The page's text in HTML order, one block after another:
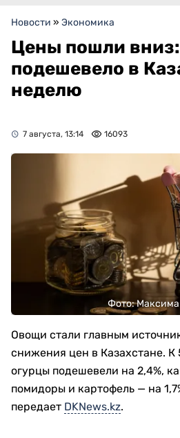
Новости » Экономика
Цены пошли
подешевело в
неделю
7 августа, 13:14 16093
Фото: Максима
Овощи стали главным
снижения цен в Казахстане. К
огурцы подешевели на 2,4%,
помидоры и картофель — на
передает DKNews.kz.